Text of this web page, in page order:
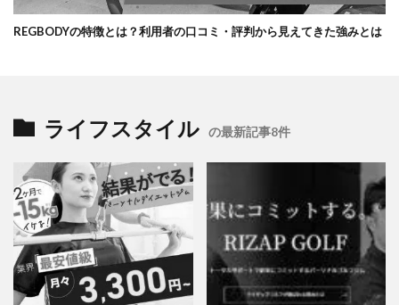
REGBODYの特徴とは？利用者の口コミ・評判から見えてきた強みとは
ライフスタイル の最新記事8件